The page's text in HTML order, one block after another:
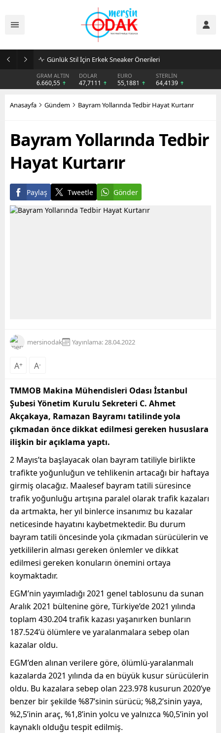
Günlük Stil İçin Erkek Sneaker Önerileri
GRAM ALTIN
6.660,55
DOLAR
47,7111
EURO
55,1881
STERLİN
64,4139
Anasayfa Gündem Bayram Yollarında Tedbir Hayat Kurtarır
Bayram Yollarında Tedbir
Hayat Kurtarır
Paylaş Tweetle Gönder
mersinodak Yayınlama: 28.04.2022
A+ A-
TMMOB Makina Mühendisleri Odası İstanbul
Şubesi Yönetim Kurulu Sekreteri C. Ahmet
Akçakaya, Ramazan Bayramı tatilinde yola
çıkmadan önce dikkat edilmesi gereken hususlara
ilişkin bir açıklama yaptı.
2 Mayıs’ta başlayacak olan bayram tatiliyle birlikte
trafikte yoğunluğun ve tehlikenin artacağı bir haftaya
girmiş olacağız. Maalesef bayram tatili süresince
trafik yoğunluğu artışına paralel olarak trafik kazaları
da artmakta, her yıl binlerce insanımız bu kazalar
neticesinde hayatını kaybetmektedir. Bu durum
bayram tatili öncesinde yola çıkmadan sürücülerin ve
yetkililerin alması gereken önlemler ve dikkat
edilmesi gereken konuların önemini ortaya
koymaktadır.
EGM’nin yayımladığı 2021 genel tablosunu da sunan
Aralık 2021 bültenine göre, Türkiye’de 2021 yılında
toplam 430.204 trafik kazası yaşanırken bunların
187.524’ü ölümlere ve yaralanmalara sebep olan
kazalar oldu.
EGM’den alınan verilere göre, ölümlü-yaralanmalı
kazalarda 2021 yılında da en büyük kusur sürücülerin
oldu. Bu kazalara sebep olan 223.978 kusurun 2020’ye
benzer bir şekilde %87’sinin sürücü; %8,2’sinin yaya,
%2,5’inin araç, %1,8’inin yolcu ve yalnızca %0,5’inin yol
kaynaklı olduğu tespit edilmiş.